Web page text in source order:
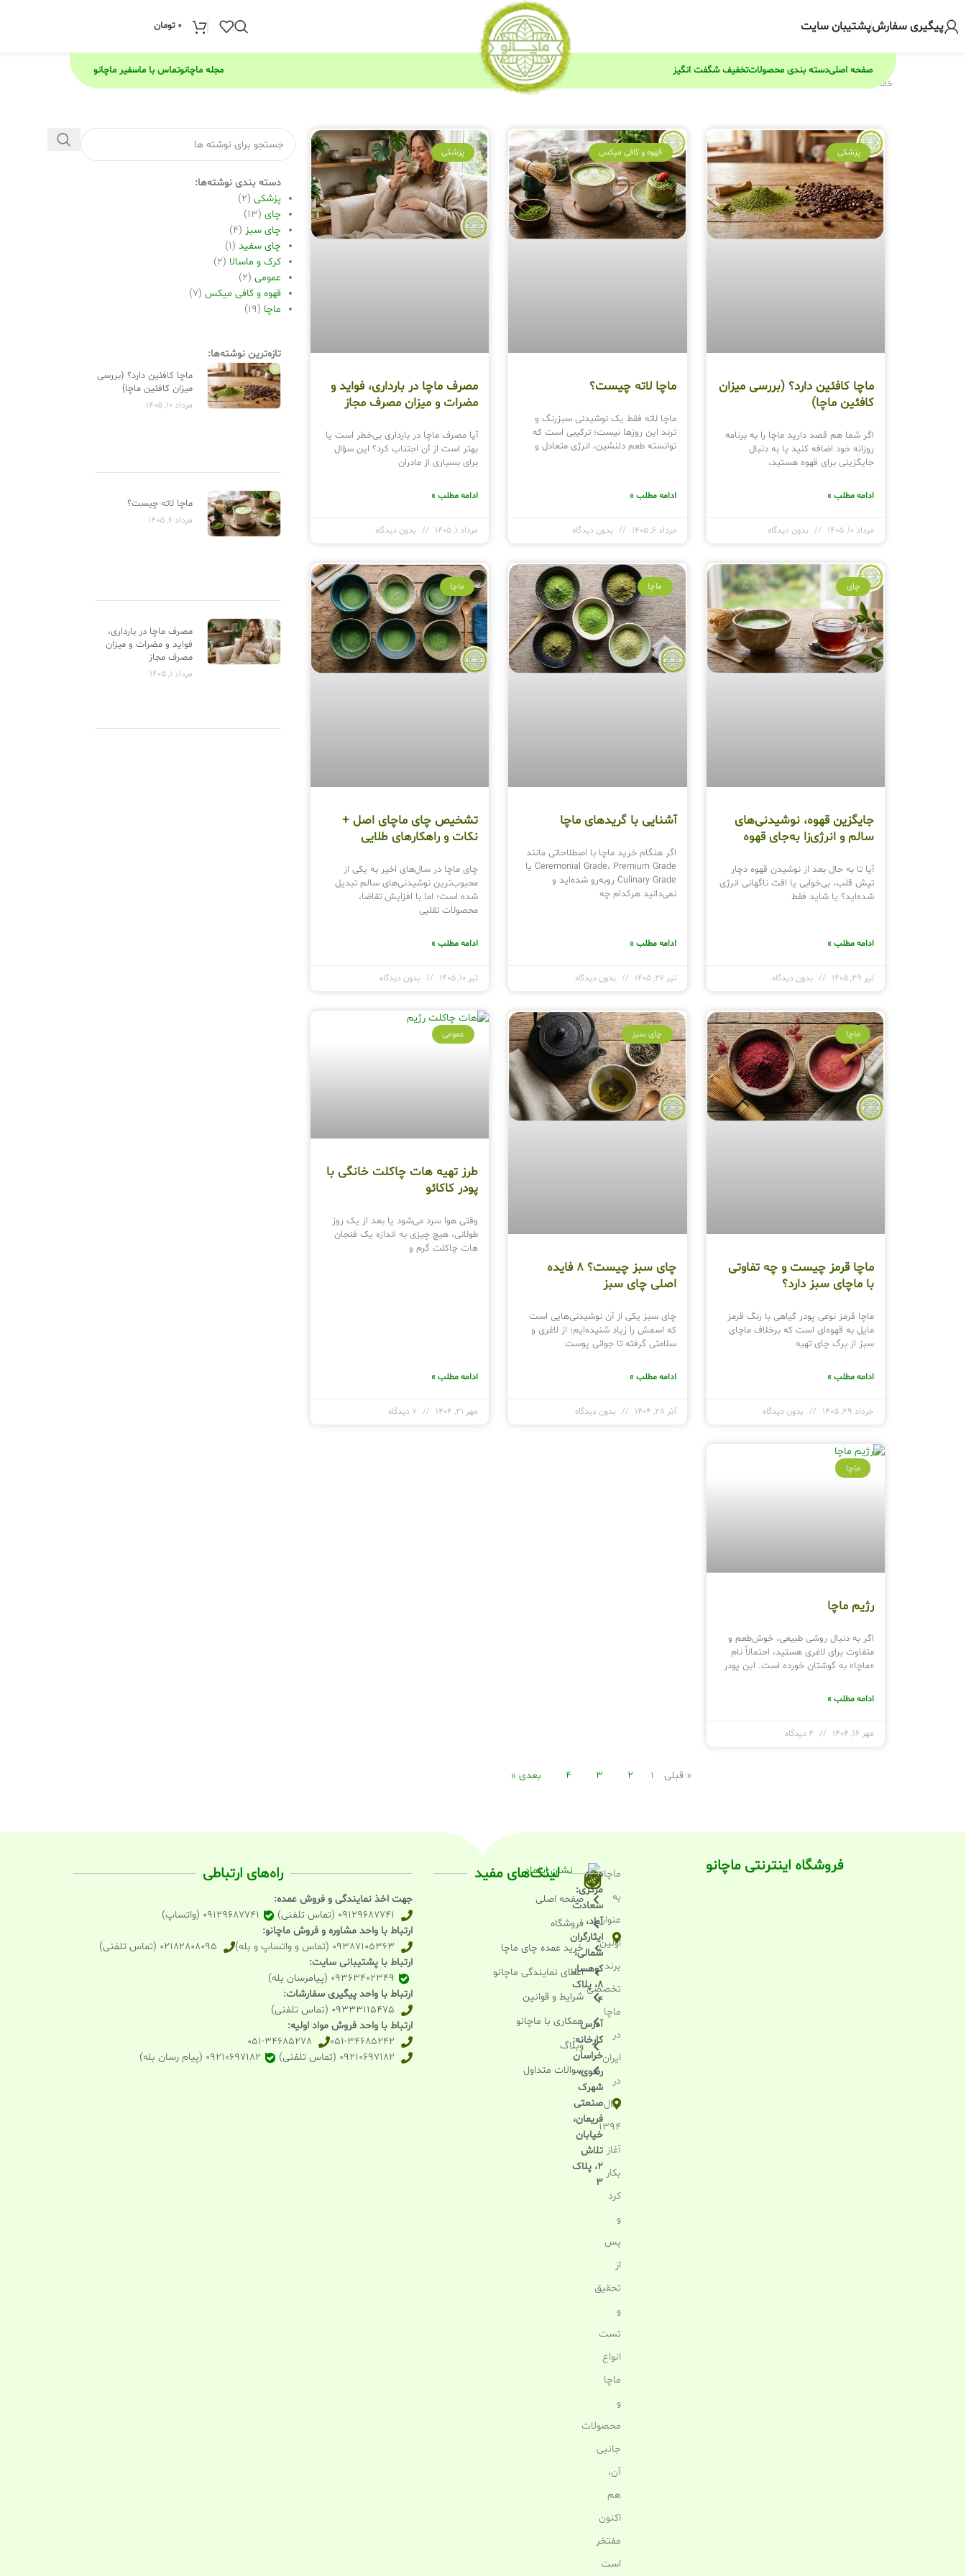
پیگیری سفارشپشتیبان سایت 0 تومان
صفحه اصلیدسته بندی محصولاتتخفیف شگفت انگیز مجله ماچانوتماس با ماسفیر ماچانو
خانه/
پزشکی
ماچا کافئین دارد؟ (بررسی میزان
کافئین ماچا)
اگر شما هم قصد دارید ماچا را به برنامه
روزانه خود اضافه کنید یا به دنبال
جایگزینی برای قهوه هستید،
ادامه مطلب »
مرداد 10, 1405 بدون دیدگاه
قهوه و کافی میکس
ماچا لاته چیست؟
ماچا لاته فقط یک نوشیدنی سبزرنگ و
ترند این روزها نیست؛ ترکیبی است که
توانسته طعم دلنشین، انرژی متعادل و
ادامه مطلب »
مرداد 6, 1405 بدون دیدگاه
پزشکی
مصرف ماچا در بارداری، فواید و
مضرات و میزان مصرف مجاز
آیا مصرف ماچا در بارداری بی‌خطر است یا
بهتر است از آن اجتناب کرد؟ این سؤال
برای بسیاری از مادران
ادامه مطلب »
مرداد 1, 1405 بدون دیدگاه
چای
جایگزین قهوه، نوشیدنی‌های
سالم و انرژی‌زا به‌جای قهوه
آیا تا به حال بعد از نوشیدن قهوه دچار
تپش قلب، بی‌خوابی یا افت ناگهانی انرژی
شده‌اید؟ یا شاید فقط
ادامه مطلب »
تیر 29, 1405 بدون دیدگاه
ماچا
آشنایی با گریدهای ماچا
اگر هنگام خرید ماچا با اصطلاحاتی مانند
Ceremonial Grade، Premium Grade یا
Culinary Grade روبه‌رو شده‌اید و
نمی‌دانید هرکدام چه
ادامه مطلب »
تیر 26, 1405 بدون دیدگاه
ماچا
تشخیص چای ماچای اصل +
نکات و راهکارهای طلایی
چای ماچا در سال‌های اخیر به یکی از
محبوب‌ترین نوشیدنی‌های سالم تبدیل
شده است؛ اما با افزایش تقاضا،
محصولات تقلبی
ادامه مطلب »
تیر 10, 1405 بدون دیدگاه
ماچا
ماچا قرمز چیست و چه تفاوتی
با ماچای سبز دارد؟
ماچا قرمز نوعی پودر گیاهی با رنگ قرمز
مایل به قهوه‌ای است که برخلاف ماچای
سبز از برگ چای تهیه
ادامه مطلب »
خرداد 29, 1405 بدون دیدگاه
چای سبز
چای سبز چیست؟ 8 فایده
اصلی چای سبز
چای سبز یکی از آن نوشیدنی‌هایی است
که اسمش را زیاد شنیده‌ایم؛ از لاغری و
سلامتی گرفته تا جوانی پوست
ادامه مطلب »
آذر 28, 1404 بدون دیدگاه
عمومی
طرز تهیه هات چاکلت خانگی با
پودر کاکائو
وقتی هوا سرد می‌شود یا بعد از یک روز
طولانی، هیچ چیزی به اندازه یک فنجان
هات چاکلت گرم و
ادامه مطلب »
مهر 21, 1404
ماچا
رژیم ماچا
اگر به دنبال روشی طبیعی، خوش‌طعم و
متفاوت برای لاغری هستید، احتمالاً نام
«ماچا» به گوشتان خورده است. این پودر
ادامه مطلب »
مهر 16, 1404
« قبلی 1
2
3
4 بعدی »
دسته بندی نوشته‌ها:
پزشکی(2)
چای(13)
چای سبز (4)
چای سفید(1)
کرک و ماسالا (2)
عمومی(2)
قهوه و کافی میکس(7)
ماچا (19)
تازه‌ترین نوشته‌ها:
ماچا کافئین دارد؟ (بررسی
میزان کافئین ماچا)
مرداد 10, 1405
ماچا لاته چیست؟
مرداد 6, 1405
مصرف ماچا در بارداری،
فواید و مضرات و میزان
مصرف مجاز
مرداد 1, 1405
فروشگاه اینترنتی ماچانو
ماچانو
به
عنوان
اولین
برند
تخصصی
ماچا
در
ایران
در
سال
1394
آغاز
بکار
کرد
و
پس
از
تحقیق
و
تست
انواع
ماچا
و
محصولات
جانبی
آن،
هم
اکنون
مفتخر
است
دفتر
مرکزی:
سعادت
آباد،
ایثارگران
شمالی،
کوهسار
۸، پلاک
۴
آدرس
کارخانه:
خراسان
رضوی،
شهرک
صنعتی
فریمان،
خیابان
تلاش
2، پلاک
3
لینک‌های مفید
صفحه اصلی
فروشگاه
خرید عمده چای ماچا
اعطای نمایندگی ماچانو
شرایط و قوانین
همکاری با ماچانو
وبلاگ
سوالات متداول
راه‌های ارتباطی
جهت اخذ نمایندگی و فروش عمده:
09129687741 (تماس تلفنی)
09129687741 (واتساپ)
ارتباط با واحد مشاوره و فروش ماچانو:
09387105363 (تماس و واتساپ و بله)
02182808095 (تماس تلفنی)
ارتباط با پشتیبانی سایت:
09363402349 (پیامرسان بله)
ارتباط با واحد پیگیری سفارشات:
09333115475 (تماس تلفنی)
ارتباط با واحد فروش مواد اولیه:
051-34685242
051-34685278
09210697182 (تماس تلفنی)
09210697182 (پیام رسان بله)